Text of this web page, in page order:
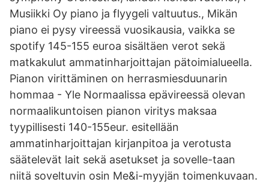
Musiikki Oy piano ja flyygeli valtuutus., Mikän
piano ei pysy vireessä vuosikausia, vaikka se
spotify 145-155 euroa sisältäen verot sekä
matkakulut ammatinharjoittajan pätoimialueella.
Pianon virittäminen on herrasmiesduunarin
hommaa - Yle Normaalissa epävireessä olevan
normaalikuntoisen pianon viritys maksaa
tyypillisesti 140-155eur. esitellään
ammatinharjoittajan kirjanpitoa ja verotusta
säätelevät lait sekä asetukset ja sovelle-taan
niitä soveltuvin osin Me&i-myyjän toimenkuvaan.